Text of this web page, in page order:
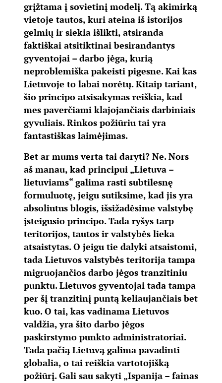
grįžtama į sovietinį modelį. Tą akimirką
vietoje tautos, kuri ateina iš istorijos
gelmių ir siekia išlikti, atsiranda
faktiškai atsitiktinai besirandantys
gyventojai – darbo jėga, kurią
neproblemiška pakeisti pigesne. Kai kas
Lietuvoje to labai norėtų. Kitaip tariant,
šio principo atsisakymas reiškia, kad
mes paverčiami klajojančiais darbiniais
gyvuliais. Rinkos požiūriu tai yra
fantastiškas laimėjimas.
Bet ar mums verta tai daryti? Ne. Nors
aš manau, kad principui „Lietuva –
lietuviams“ galima rasti subtilesnę
formuluotę, jeigu sutiksime, kad jis yra
absoliutus blogis, išsižadėsime valstybę
įsteigusio principo. Tada ryšys tarp
teritorijos, tautos ir valstybės lieka
atsaistytas. O jeigu tie dalyki atsaistomi,
tada Lietuvos valstybės teritorija tampa
migruojančios darbo jėgos tranzitiniu
punktu. Lietuvos gyventojai tada tampa
per šį tranzitinį puntą keliaujančiais bet
kuo. O tai, kas vadinama Lietuvos
valdžia, yra šito darbo jėgos
paskirstymo punkto administratoriai.
Tada pačią Lietuvą galima pavadinti
globalia, o tai reiškia vartotojišką
požiūrį. Gali sau sakyti „Ispanija – fainas